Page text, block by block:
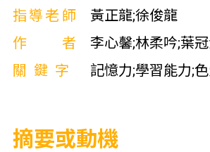
指導老師
黃正龍;徐俊龍
作者
李心馨;林柔吟;葉
關鍵字
記憶力;學習能力;
摘要或動機